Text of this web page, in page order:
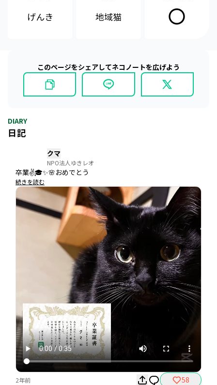
げんき 地域猫
このページをシェアしてネコノートを広げよう
DIARY
日記
クマ
NPO法人ゆきレオ
卒業✌🎓✨🌸おめでとう
続きを読む
2年前 58